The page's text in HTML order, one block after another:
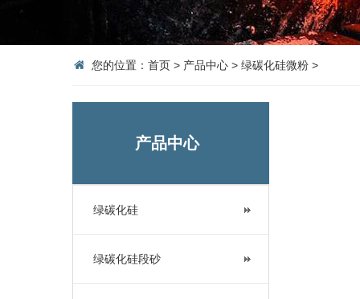
您的位置： 首页 > 产品中心 > 绿碳化硅微粉 >
产品中心
绿碳化硅
绿碳化硅段砂